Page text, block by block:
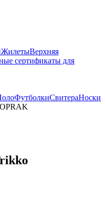
ЖилетыВерхняя
сертификаты для
ФутболкиСвитераНоски